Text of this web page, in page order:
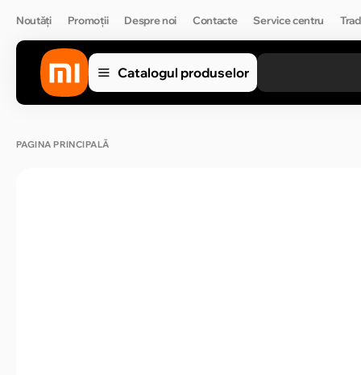
Noutăți Promoții Despre noi Contacte Service centru
Catalogul produselor
PAGINA PRINCIPALĂ